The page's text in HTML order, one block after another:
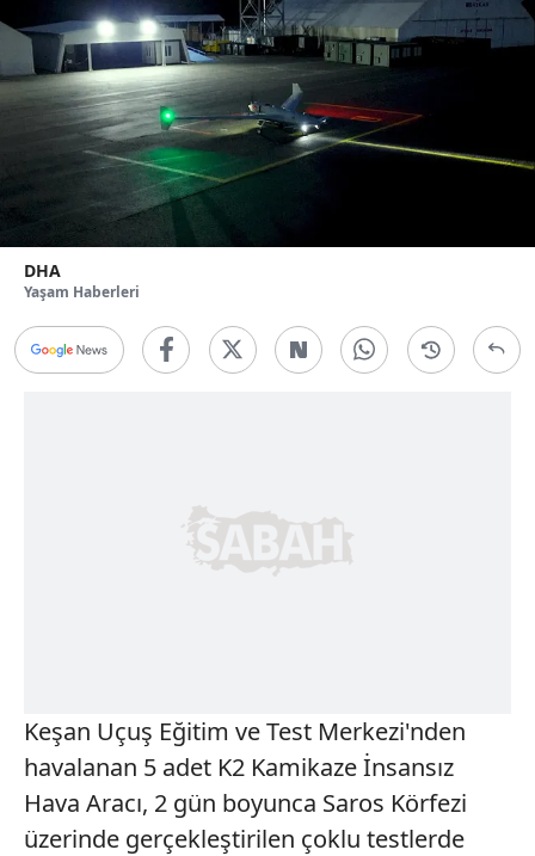
DHA
Yaşam Haberleri
Keşan Uçuş Eğitim ve Test Merkezi'nden
havalanan 5 adet K2 Kamikaze İnsansız
Hava Aracı, 2 gün boyunca Saros Körfezi
üzerinde gerçekleştirilen çoklu testlerde